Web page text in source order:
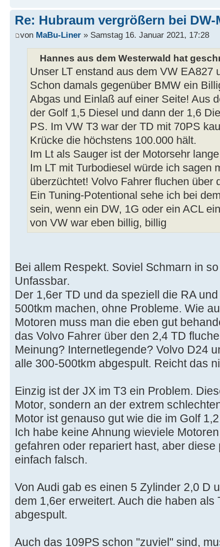
Re: Hubraum vergrößern bei
von MaBu-Liner » Samstag 16. Januar 2021, 17:28
Hannes aus dem Westerwald hat
Unser LT enstand aus dem VW EA827
Schon damals gegenüber BMW ein
Abgas und Einlaß auf einer Seite! Aus
der Golf 1,5 Diesel und dann der 1,6
PS. Im VW T3 war der TD mit 70PS
Krücke die höchstens 100.000 hält.
Im Lt als Sauger ist der Motorsehr
Im LT mit Turbodiesel würde ich sagen
überzüchtet! Volvo Fahrer fluchen über
Ein Tuning-Potentional sehe ich bei
sein, wenn ein DW, 1G oder ein ACL
von VW war eben billig, billig
Bei allem Respekt. Soviel Schmarn in
Unfassbar.
Der 1,6er TD und da speziell die RA
500tkm machen, ohne Probleme. Wie
Motoren muss man die eben gut
das Volvo Fahrer über den 2,4 TD
Meinung? Internetlegende? Volvo D24
alle 300-500tkm abgespult. Reicht das
Einzig ist der JX im T3 ein Problem.
Motor, sondern an der extrem
Motor ist genauso gut wie die im Golf
Ich habe keine Ahnung wieviele
gefahren oder repariert hast, aber
einfach falsch.
Von Audi gab es einen 5 Zylinder 2,0 D
dem 1,6er erweitert. Auch die haben als
abgespult.
Auch das 109PS schon "zuviel" sind,